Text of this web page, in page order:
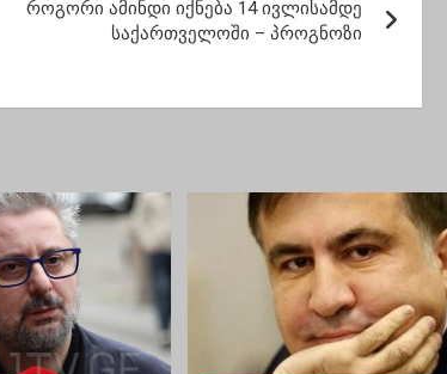
როგორი ამინდი იქნება 14 ივლისამდე
საქართველოში – პროგნოზი